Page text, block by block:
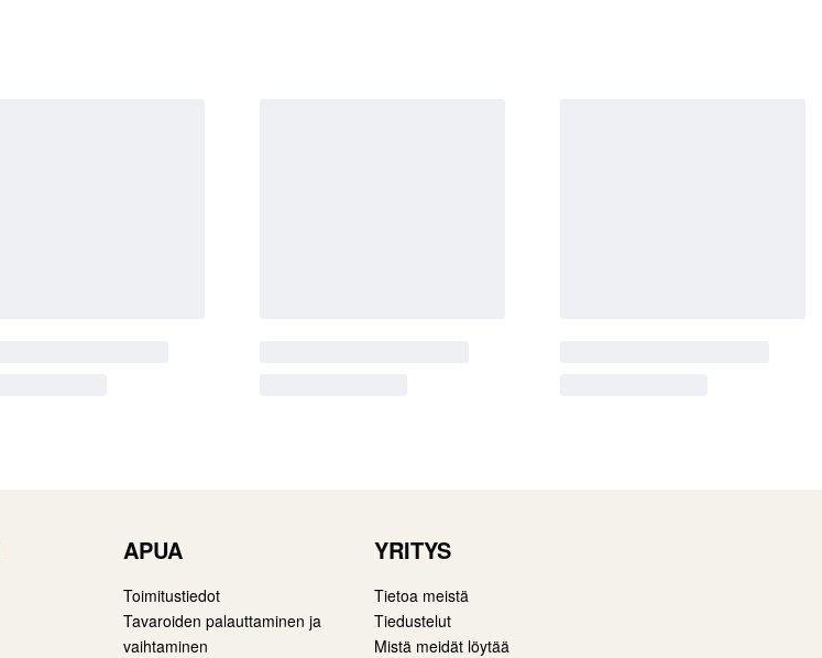
APUA
Toimitustiedot
Tavaroiden palauttaminen ja
vaihtaminen
YRITYS
Tietoa meistä
Tiedustelut
Mistä meidät löytää